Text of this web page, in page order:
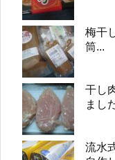
梅干
筒...
干し
まし
流水